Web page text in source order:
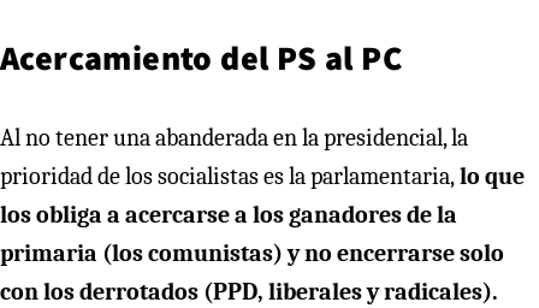
Acercamiento del PS al PC
Al no tener una abanderada en la presidencial, la
prioridad de los socialistas es la parlamentaria,lo que
los obliga a acercarse a los ganadores de la
primaria (los comunistas) y no encerrarse solo
con los derrotados (PPD, liberales y radicales).